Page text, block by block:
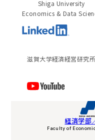
Shiga University
Economics & Data
滋賀⼤学経済経営研究所
経済学部
Faculty of